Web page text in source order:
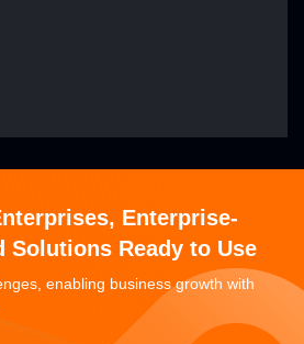
Enterprise-
Solutions Ready to Use
enabling business growth with